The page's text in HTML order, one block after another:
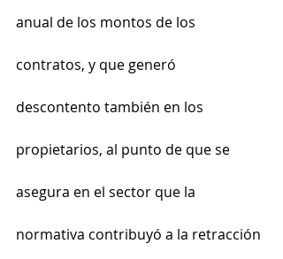
anual de los montos de los
contratos, y que generó
descontento también en los
propietarios, al punto de que se
asegura en el sector que la
normativa contribuyó a la retracción